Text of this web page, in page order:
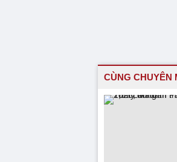
CÙNG CHUYÊN